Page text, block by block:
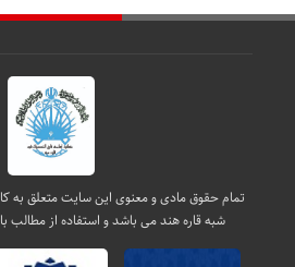
تمام حقوق مادی و معنوی این سایت متعلق به
شبه قاره هند می باشد و استفاده از مطالب